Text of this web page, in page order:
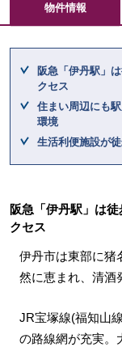
物件情報
阪急「伊丹駅」
クセス
住まい周辺にも
環境
生活利便施設が
阪急「伊丹駅」は
クセス
伊丹市は東部に猪
然に恵まれ、清酒
JR宝塚線(福知山
の路線網が充実。